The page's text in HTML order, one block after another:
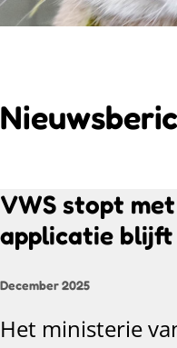
VWS stopt met
applicatie blijft
December 2025
Het ministerie